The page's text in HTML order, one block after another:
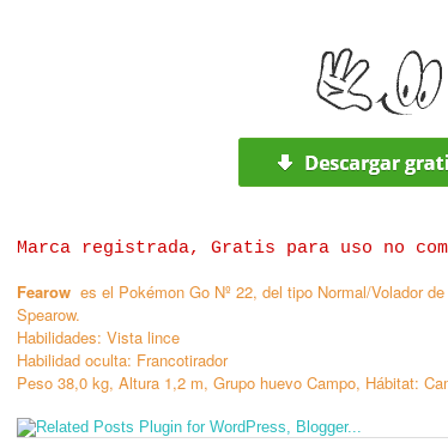
Marca registrada, Gratis para uso no
Fearow es el Pokémon Go Nº 22, del tipo Normal/Volador
Spearow.
Habilidades: Vista lince
Habilidad oculta: Francotirador
Peso 38,0 kg, Altura 1,2 m, Grupo huevo Campo, Hábitat: